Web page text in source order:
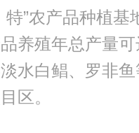
特”农产品种植
养殖年总产量
水白鲳、罗非
区。